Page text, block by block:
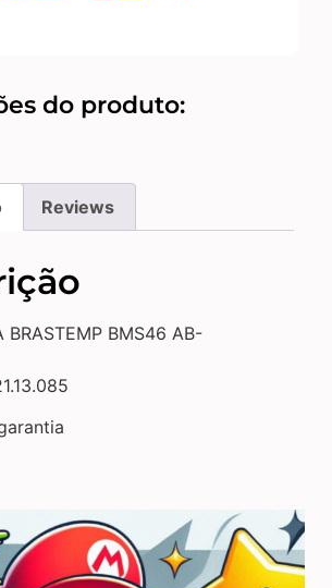
do produto:
Reviews
BRASTEMP BMS46 AB-